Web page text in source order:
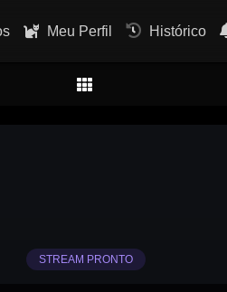
Meu Perfil Histórico
STREAM PRONTO